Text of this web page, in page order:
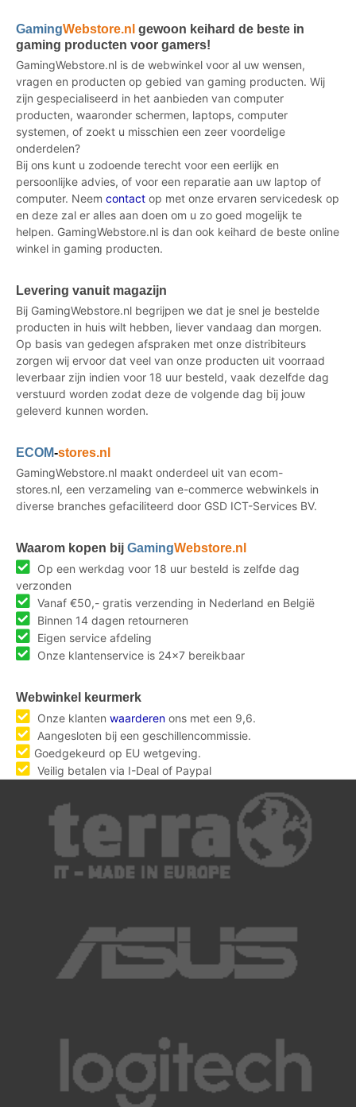
GamingWebstore.nl gewoon keihard de beste in
gaming producten voor gamers!
GamingWebstore.nl is de webwinkel voor al uw wensen,
vragen en producten op gebied van gaming producten. Wij
zijn gespecialiseerd in het aanbieden van computer
producten, waaronder schermen, laptops, computer
systemen, of zoekt u misschien een zeer voordelige
onderdelen?
Bij ons kunt u zodoende terecht voor een eerlijk en
persoonlijke advies, of voor een reparatie aan uw laptop of
computer. Neem contact op met onze ervaren servicedesk op
en deze zal er alles aan doen om u zo goed mogelijk te
helpen. GamingWebstore.nl is dan ook keihard de beste online
winkel in gaming producten.
Levering vanuit magazijn
Bij GamingWebstore.nl begrijpen we dat je snel je bestelde
producten in huis wilt hebben, liever vandaag dan morgen.
Op basis van gedegen afspraken met onze distribiteurs
zorgen wij ervoor dat veel van onze producten uit voorraad
leverbaar zijn indien voor 18 uur besteld, vaak dezelfde dag
verstuurd worden zodat deze de volgende dag bij jouw
geleverd kunnen worden.
ECOM-stores.nl
GamingWebstore.nl maakt onderdeel uit van ecom-
stores.nl, een verzameling van e-commerce webwinkels in
diverse branches gefaciliteerd door GSD ICT-Services BV.
Waarom kopen bij GamingWebstore.nl
Op een werkdag voor 18 uur besteld is zelfde dag
verzonden
Vanaf €50,- gratis verzending in Nederland en België
Binnen 14 dagen retourneren
Eigen service afdeling
Onze klantenservice is 24x7 bereikbaar
Webwinkel keurmerk
Onze klanten waarderen ons met een 9,6.
Aangesloten bij een geschillencommissie.
Goedgekeurd op EU wetgeving.
Veilig betalen via I-Deal of Paypal